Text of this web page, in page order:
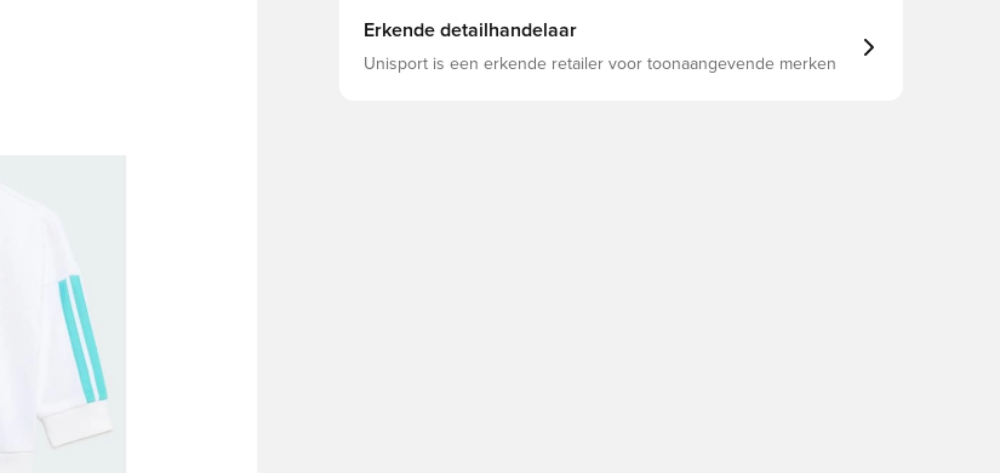
Erkende detailhandelaar
Unisport is een erkende retailer voor toonaangevende merken